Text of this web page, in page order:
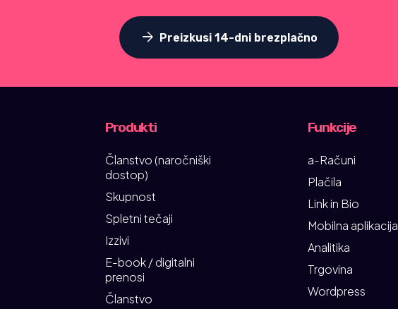
arrow_forward Preizkusi 14-dni brezplačno
Produkti
Članstvo (naročniški
dostop)
Skupnost
Spletni tečaji
Izzivi
E-book / digitalni
prenosi
Članstvo
Funkcije
a-Računi
Plačila
Link in Bio
Mobilna aplikacija
Analitika
Trgovina
Wordpress